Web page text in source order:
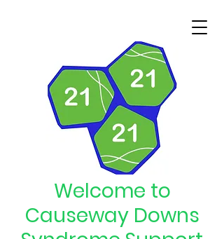
Welcome to
Causeway Downs